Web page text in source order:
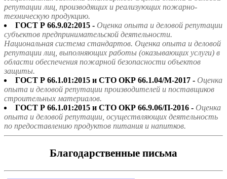
репутации лиц, производящих и реализующих пожарно-
техническую продукцию.
ГОСТ Р 66.9.02:2015 - Оценка опыта и деловой репутации
субъектов предпринимательской деятельности.
Национальная система стандартов. Оценка опыта и деловой
репутации лиц, выполняющих работы (оказывающих услуги) в
области обеспечения пожарной безопасности объектов
защиты.
ГОСТ Р 66.1.01:2015 и СТО ОКР 66.1.04/М-2017 - Оценка
опыта и деловой репутации производителей и поставщиков
строительных материалов.
ГОСТ Р 66.1.01:2015 и СТО ОКР 66.9.06/П-2016 - Оценка
опыта и деловой репутации, осуществляющих деятельность
по предоставлению продуктов питания и напитков.
Благодарственные письма